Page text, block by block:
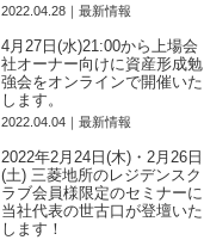
2022.04.28｜最新情報
4月27日(水)21:00から上場会
社オーナー向けに資産形成勉
強会をオンラインで開催いた
します。
2022.04.04｜最新情報
2022年2月24日(木)・2月26日
(土) 三菱地所のレジデンスク
ラブ会員様限定のセミナーに
当社代表の世古口が登壇いた
します！